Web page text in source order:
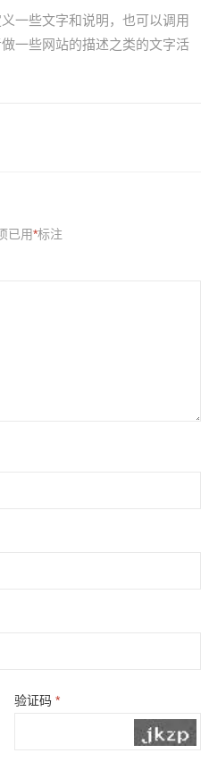
一些文字和说明，也可以调用
一些网站的描述之类的文字活
已用*标注
验证码*